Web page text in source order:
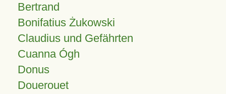
Bertrand
Bonifatius Żukowski
Claudius und Gefährten
Cuanna Ógh
Donus
Douerouet